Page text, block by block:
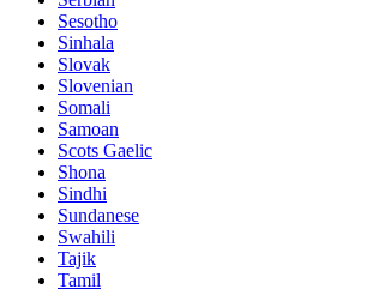
Sesotho
Sinhala
Slovak
Slovenian
Somali
Samoan
Scots Gaelic
Shona
Sindhi
Sundanese
Swahili
Tajik
Tamil